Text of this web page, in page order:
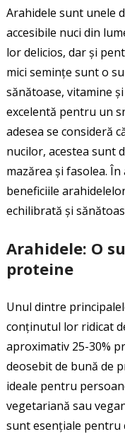
Arahidele sunt unele
accesibile nuci din
lor delicios, dar și
mici semințe sunt o
sănătoase, vitamine
excelentă pentru un
adesea se consideră
nucilor, acestea sunt
mazărea și fasolea.
beneficiile
echilibrată și
Arahidele: O
proteine
Unul dintre
conținutul lor ridicat
aproximativ 25-30%
deosebit de bună de
ideale pentru
vegetariană sau
sunt esențiale